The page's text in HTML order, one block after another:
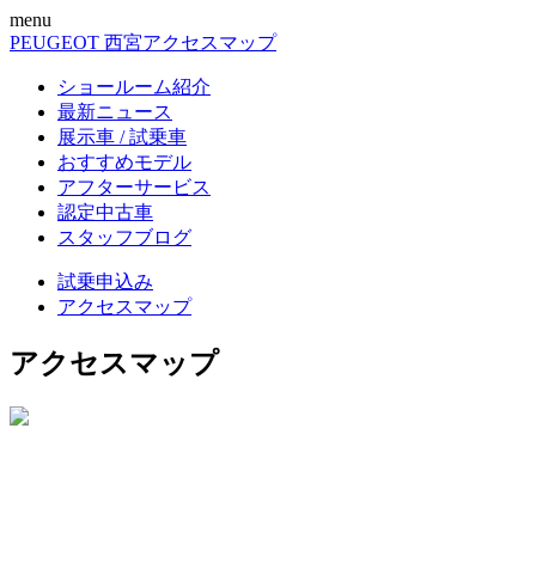
menu
PEUGEOT 西宮アクセスマップ
ショールーム紹介
最新ニュース
展示車 / 試乗車
おすすめモデル
アフターサービス
認定中古車
スタッフブログ
試乗申込み
アクセスマップ
アクセスマップ